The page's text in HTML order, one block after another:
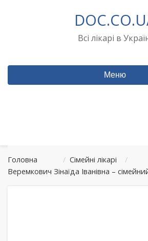
Всі лікарі в
Меню
Головна / Сімейні лікарі
/
Веремкович Зінаїда Іванівна –